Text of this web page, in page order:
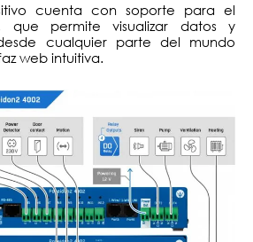
cuenta con soporte para el
que permite visualizar datos y
cualquier parte del mundo
web intuitiva.